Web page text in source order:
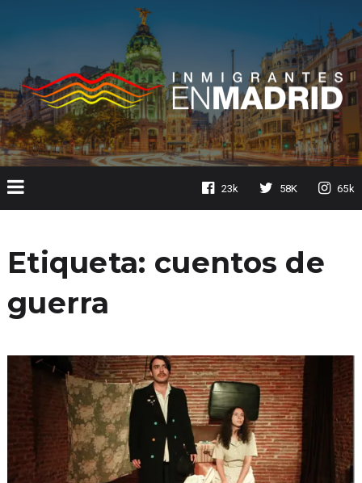
23k 58K 65k
Etiqueta: cuentos de
guerra